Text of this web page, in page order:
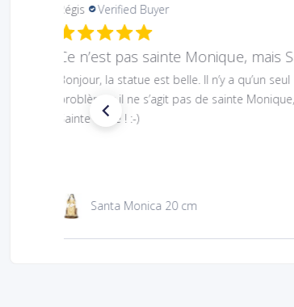
Mary Verified Buyer
Hard to find Saint
Absolutely wonderful!
São Jacinto 23 cm